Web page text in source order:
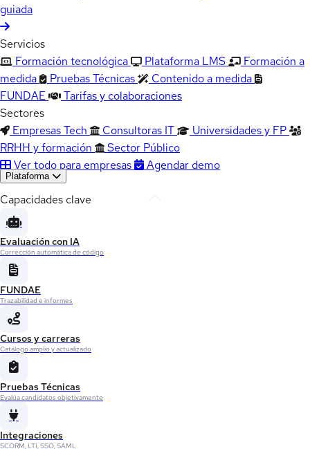
guiada
Servicios
Formación tecnológica
Plataforma LMS
Formación a
medida
Pruebas Técnicas
Contenido a medida
FUNDAE
Tarifas y colaboraciones
Sectores
Empresas Tech
Consultoras IT
Universidades y FP
RRHH y formación
Sector Público
Ver todo para empresas
Agendar demo
Plataforma
Capacidades clave
Evaluación con IA
Corrección automática de código
FUNDAE
Trazabilidad e informes
Cursos y carreras
Catálogo amplio y actualizado
Pruebas Técnicas
Evalúa candidatos objetivamente
Integraciones
SCORM, LTI, SSO, SAML